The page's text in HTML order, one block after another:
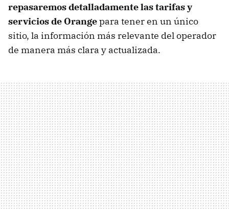
repasaremos detalladamente las tarifas y
servicios de Orangepara tener en un único
sitio, la información más relevante del operador
de manera más clara y actualizada.